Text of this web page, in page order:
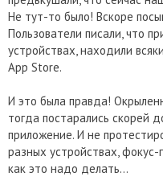
Не тут-то было! Вскоре
Пользователи писали, что
устройствах, находили
App Store.
И это была правда!
тогда постарались скорей
приложение. И не
разных устройствах,
как это надо делать…